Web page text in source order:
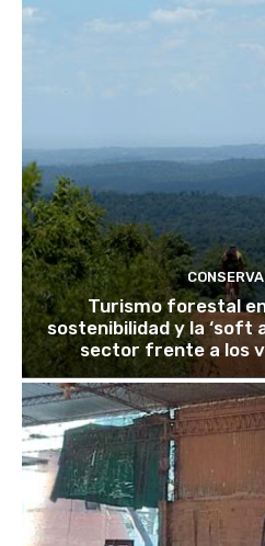
Turismo forestal
sostenibilidad y la ‘soft
sector frente a los